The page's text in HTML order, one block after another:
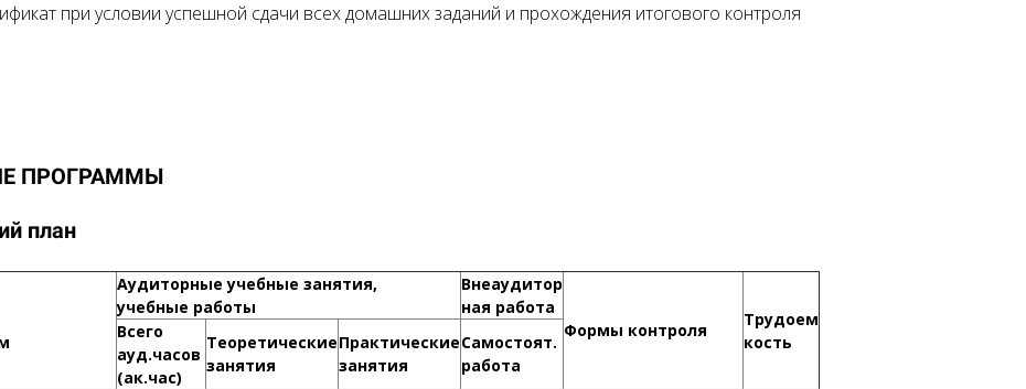
при условии успешной сдачи всех домашних заданий и прохождения итогового контроля
ПРОГРАММЫ
план
Аудиторные учебные занятия,
учебные работы
Внеаудитор
ная работа
Формы контроля
Трудоем
кость
Всего
ауд.часов
(ак.час)
Теоретические
занятия
Практические
занятия
Самостоят.
работа